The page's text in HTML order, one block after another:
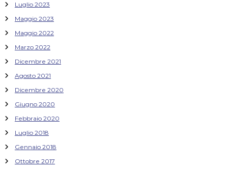
Luglio 2023
Maggio 2023
Maggio 2022
Marzo 2022
Dicembre 2021
Agosto 2021
Dicembre 2020
Giugno 2020
Febbraio 2020
Luglio 2018
Gennaio 2018
Ottobre 2017